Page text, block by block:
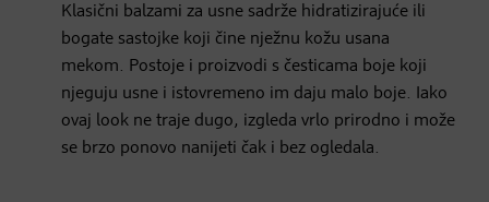
Klasični balzami za usne sadrže hidratizirajuće ili
bogate sastojke koji čine nježnu kožu usana
mekom. Postoje i proizvodi s česticama boje koji
njeguju usne i istovremeno im daju malo boje. Iako
ovaj look ne traje dugo, izgleda vrlo prirodno i može
se brzo ponovo nanijeti čak i bez ogledala.